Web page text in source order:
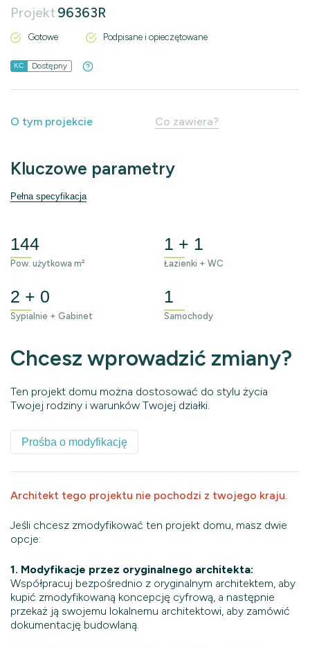
Projekt 96363R
Gotowe Podpisane i opieczętowane
KC Dostępny
O tym projekcie Co zawiera?
Kluczowe parametry
Pełna specyfikacja
144
Pow. użytkowa m²
1 + 1
Łazienki + WC
2 + 0
Sypialnie + Gabinet
1
Samochody
Chcesz wprowadzić zmiany?
Ten projekt domu można dostosować do stylu życia
Twojej rodziny i warunków Twojej działki.
Prośba o modyfikację
Architekt tego projektu nie pochodzi z twojego kraju.
Jeśli chcesz zmodyfikować ten projekt domu, masz dwie
opcje:
1. Modyfikacje przez oryginalnego architekta:
Współpracuj bezpośrednio z oryginalnym architektem, aby
kupić zmodyfikowaną koncepcję cyfrową, a następnie
przekaż ją swojemu lokalnemu architektowi, aby zamówić
dokumentację budowlaną.